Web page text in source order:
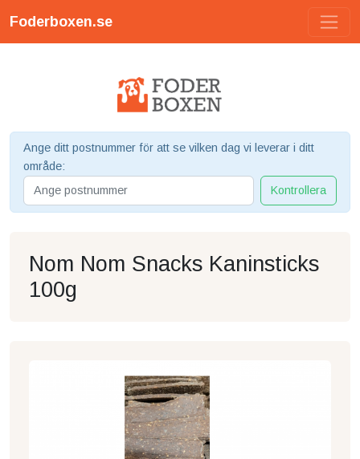
Foderboxen.se
Ange ditt postnummer för att se vilken dag vi leverar i ditt
område:
Kontrollera
Nom Nom Snacks Kaninsticks
100g